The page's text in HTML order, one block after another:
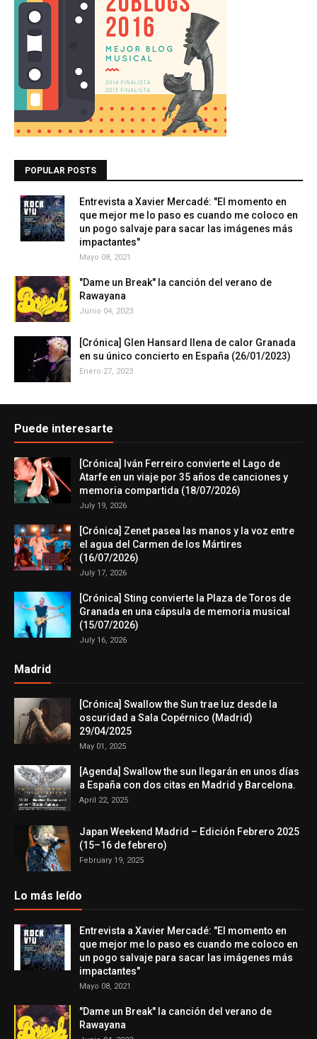
POPULAR POSTS
Entrevista a Xavier Mercadé: "El momento en
que mejor me lo paso es cuando me coloco en
un pogo salvaje para sacar las imágenes más
impactantes"
Mayo 08, 2021
"Dame un Break" la canción del verano de
Rawayana
Junio 04, 2023
[Crónica] Glen Hansard llena de calor Granada
en su único concierto en España (26/01/2023)
Enero 27, 2023
Puede interesarte
[Crónica] Iván Ferreiro convierte el Lago de
Atarfe en un viaje por 35 años de canciones y
memoria compartida (18/07/2026)
July 19, 2026
[Crónica] Zenet pasea las manos y la voz entre
el agua del Carmen de los Mártires
(16/07/2026)
July 17, 2026
[Crónica] Sting convierte la Plaza de Toros de
Granada en una cápsula de memoria musical
(15/07/2026)
July 16, 2026
Madrid
[Crónica] Swallow the Sun trae luz desde la
oscuridad a Sala Copérnico (Madrid)
29/04/2025
May 01, 2025
[Agenda] Swallow the sun llegarán en unos días
a España con dos citas en Madrid y Barcelona.
April 22, 2025
Japan Weekend Madrid – Edición Febrero 2025
(15–16 de febrero)
February 19, 2025
Lo más leído
Entrevista a Xavier Mercadé: "El momento en
que mejor me lo paso es cuando me coloco en
un pogo salvaje para sacar las imágenes más
impactantes"
Mayo 08, 2021
"Dame un Break" la canción del verano de
Rawayana